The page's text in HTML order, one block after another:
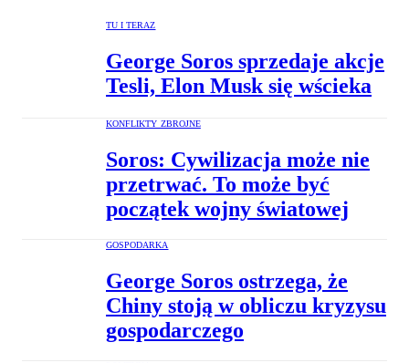
TU I TERAZ
George Soros sprzedaje akcje
Tesli, Elon Musk się wścieka
KONFLIKTY ZBROJNE
Soros: Cywilizacja może nie
przetrwać. To może być
początek wojny światowej
GOSPODARKA
George Soros ostrzega, że
Chiny stoją w obliczu kryzysu
gospodarczego